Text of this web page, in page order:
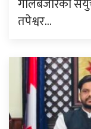
गोलबजारको
तपेश्वर…